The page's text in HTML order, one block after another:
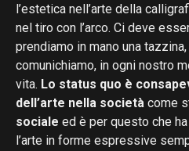
l’estetica nell’arte della
nel tiro con l’arco. Ci deve
prendiamo in mano una
comunichiamo, in ogni nostro
vita. Lo status quo è
dell’arte nella società come
sociale ed è per questo che
l’arte in forme espressive